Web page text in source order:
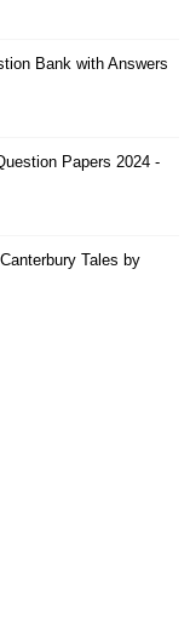
Bank with Answers
Papers 2024 -
Tales by